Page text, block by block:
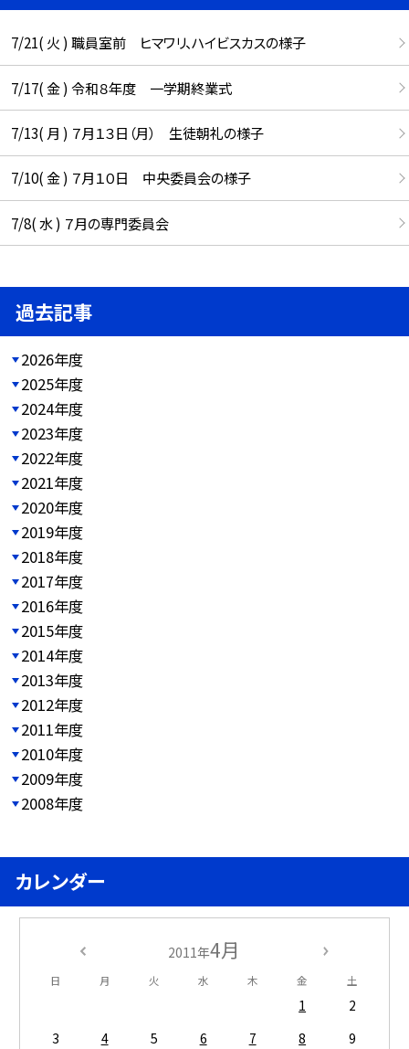
7/21( 火 ) 職員室前 ヒマワリ、ハイビスカスの様子
7/17( 金 ) 令和８年度 一学期終業式
7/13( 月 ) ７月１３日（月） 生徒朝礼の様子
7/10( 金 ) ７月１０日 中央委員会の様子
7/8( 水 ) ７月の専門委員会
過去記事
2026年度
2025年度
2024年度
2023年度
2022年度
2021年度
2020年度
2019年度
2018年度
2017年度
2016年度
2015年度
2014年度
2013年度
2012年度
2011年度
2010年度
2009年度
2008年度
カレンダー
2011年4月
日 月 火 水 木 金 土
1
2
3
4 5 6 7 8
9